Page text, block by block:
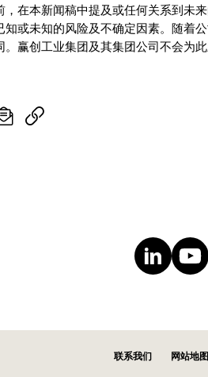
，在本新闻稿中提及或任何关系到未
知或未知的风险及不确定因素。随着
。赢创工业集团及其集团公司不会为
联系我们 网站地图